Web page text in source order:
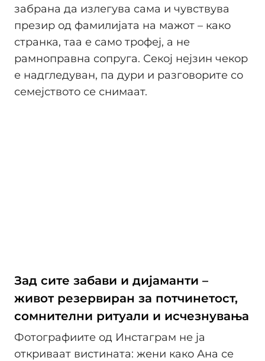
забрана да излегува сама и чувствува
презир од фамилијата на мажот – како
странка, таа е само трофеј, а не
рамноправна сопруга. Секој нејзин чекор
е надгледуван, па дури и разговорите со
семејството се снимаат.
Зад сите забави и дијаманти –
живот резервиран за потчинетост,
сомнителни ритуали и исчезнувања
Фотографиите од Инстаграм не ја
откриваат вистината: жени како Ана се